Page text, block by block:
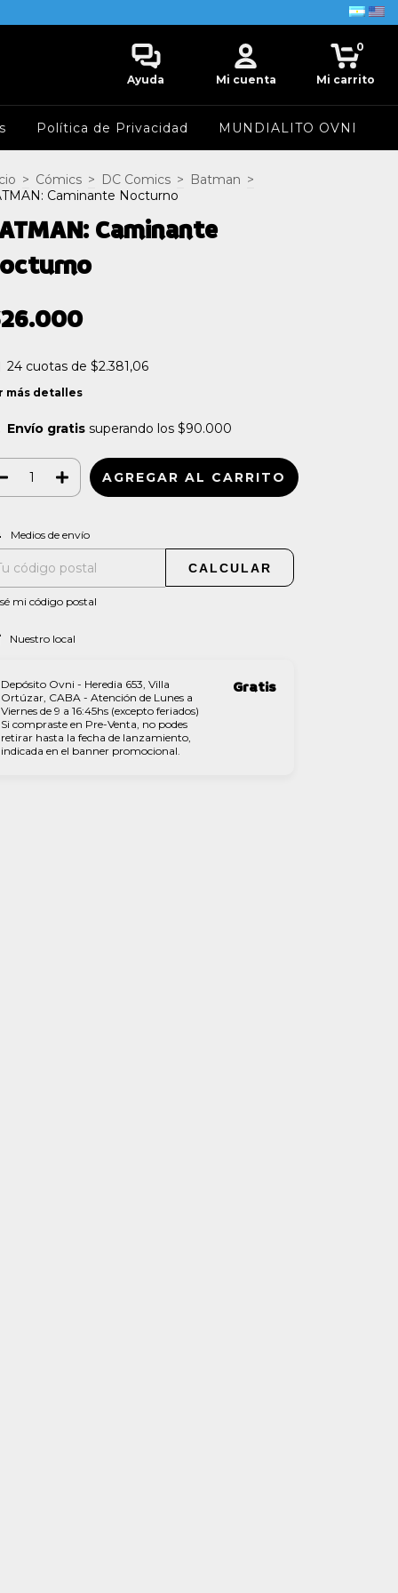
Ayuda Mi cuenta Mi carrito
0
Política de Privacidad MUNDIALITO OVNI
> Cómics > DC Comics > Batman >
Caminante Nocturno
Caminante
24 cuotas de $2.381,06
más detalles
Envío gratis superando los $90.000
para el CP:
Medios de envío
CALCULAR
mi código postal
Nuestro local
Depósito Ovni - Heredia 653, Villa
Ortúzar, CABA - Atención de Lunes a
Viernes de 9 a 16:45hs (excepto feriados)
Si compraste en Pre-Venta, no podes
retirar hasta la fecha de lanzamiento,
indicada en el banner promocional.
Gratis